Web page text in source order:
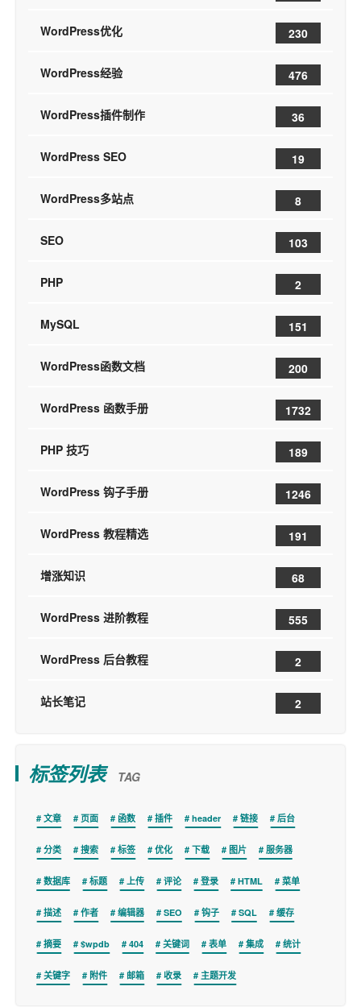
WordPress优化 230
WordPress经验 476
WordPress插件制作 36
WordPress SEO 19
WordPress多站点 8
SEO 103
PHP 2
MySQL 151
WordPress函数文档 200
WordPress 函数手册 1732
PHP 技巧 189
WordPress 钩子手册 1246
WordPress 教程精选 191
增涨知识 68
WordPress 进阶教程 555
WordPress 后台教程 2
站长笔记 2
标签列表 TAG
文章 页面 函数 插件 header 链接 后台
分类 搜索 标签 优化 下载 图片 服务器
数据库 标题 上传 评论 登录 HTML 菜单
描述 作者 编辑器 SEO 钩子 SQL 缓存
摘要 $wpdb 404 关键词 表单 集成 统计
关键字 附件 邮箱 收录 主题开发